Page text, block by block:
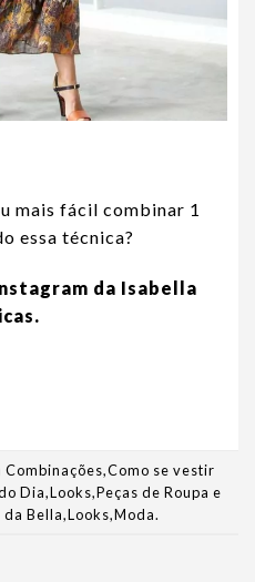
mais fácil combinar 1
essa técnica?
da Isabella
Combinações,Como se vestir
Dia,Looks,Peças de Roupa e
da Bella,Looks,Moda.